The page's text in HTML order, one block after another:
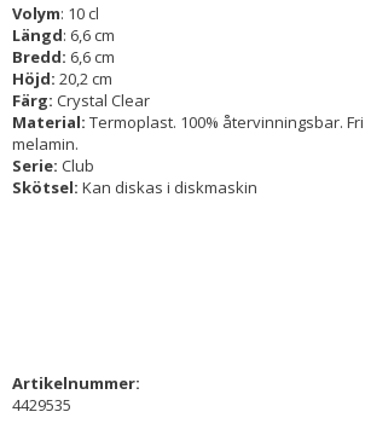
Volym: 10 cl
Längd: 6,6 cm
Bredd: 6,6 cm
Höjd: 20,2 cm
Färg: Crystal Clear
Material: Termoplast. 100% återvinningsbar.
melamin.
Serie: Club
Skötsel: Kan diskas i diskmaskin
Artikelnummer:
4429535